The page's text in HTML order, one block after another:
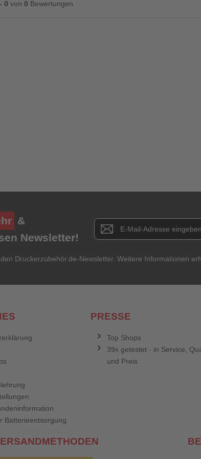
0 von 0 Bewertungen
&
Newsletter!
Newsletter E-Mail Adresse
Druckerzubehör.de-Newsletter. Weitere Informationen
Batterieentsorgung
PRESSE
Top Shops
39x getestet - in Service,
und Preis